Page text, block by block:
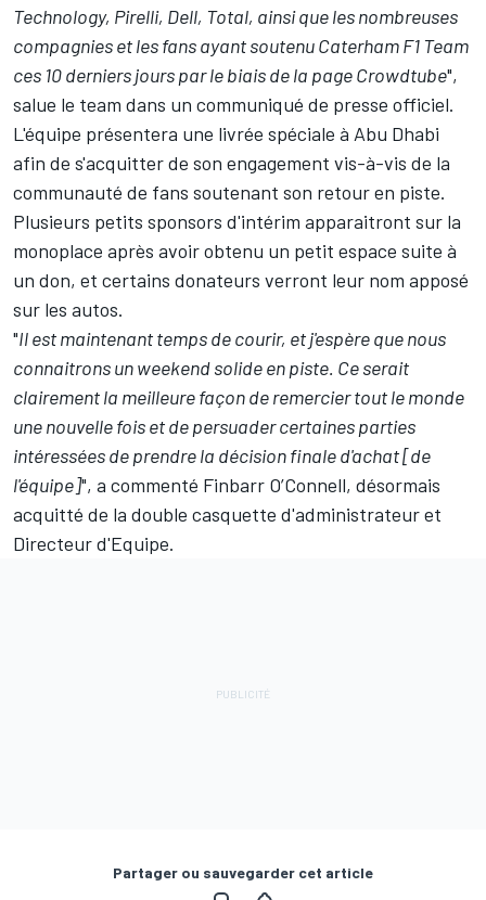
Technology, Pirelli, Dell, Total, ainsi que les nombreuses
compagnies et les fans ayant soutenu Caterham F1 Team
ces 10 derniers jours par le biais de la page Crowdtube",
salue le team dans un communiqué de presse officiel.
L'équipe présentera une livrée spéciale à Abu Dhabi
afin de s'acquitter de son engagement vis-à-vis de la
communauté de fans soutenant son retour en piste.
Plusieurs petits sponsors d'intérim apparaitront sur la
monoplace après avoir obtenu un petit espace suite à
un don, et certains donateurs verront leur nom apposé
sur les autos.
"Il est maintenant temps de courir, et j'espère que nous
connaitrons un weekend solide en piste. Ce serait
clairement la meilleure façon de remercier tout le monde
une nouvelle fois et de persuader certaines parties
intéressées de prendre la décision finale d'achat [de
l'équipe]", a commenté Finbarr O’Connell, désormais
acquitté de la double casquette d'administrateur et
Directeur d'Equipe.
Partager ou sauvegarder cet article